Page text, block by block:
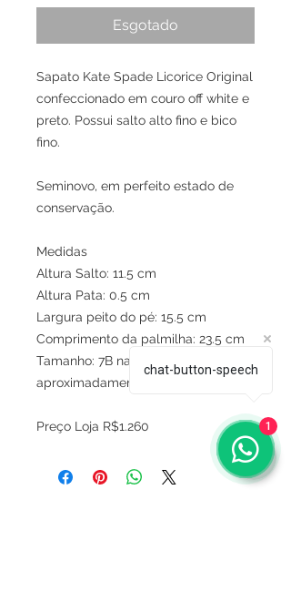
Esgotado
Sapato Kate Spade Licorice Original
confeccionado em couro off white e
preto. Possui salto alto fino e bico
fino.
Seminovo, em perfeito estado de
conservação.
Medidas
Altura Salto: 11.5 cm
Altura Pata: 0.5 cm
Largura peito do pé: 15.5 cm
Comprimento da palmilha: 23.5 cm
Tamanho: 7B na sola,
aproximadamente 35 no Brasil
Preço Loja R$1.260
chat-button-speech
1